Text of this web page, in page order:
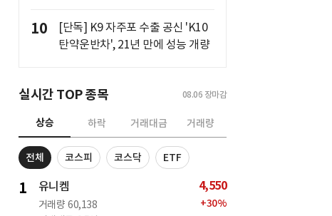
10
[단독] K9 자주포 수출 공신 'K10
탄약운반차', 21년 만에 성능 개량
실시간 TOP 종목 08.06 장마감
상승 하락 거래대금 거래량
전체 코스피 코스닥 ETF
1 유니켐
거래량 60,138
4,550
+30%